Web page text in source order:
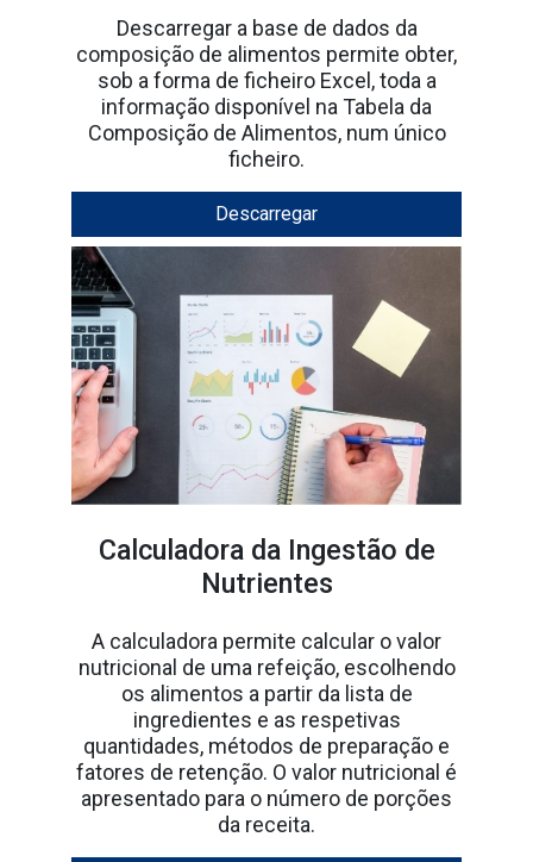
informação disponível na Tabela da
Composição de Alimentos, num único
ficheiro.
Descarregar
Calculadora da Ingestão de
Nutrientes
A calculadora permite calcular o valor
nutricional de uma refeição, escolhendo
ingredientes e as respetivas
quantidades, métodos de preparação e
fatores de retenção. O valor nutricional é
apresentado para o número de porções
da receita.
Abrir